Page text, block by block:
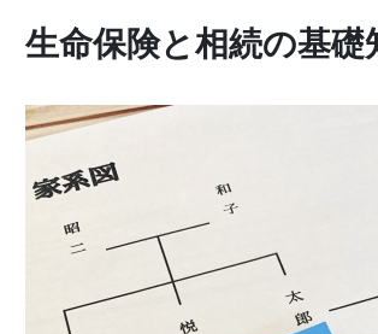
生命保険と相続の基礎